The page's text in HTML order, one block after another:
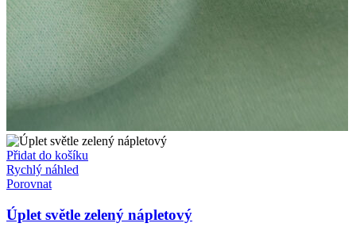
Přidat do košíku
Rychlý náhled
Porovnat
Úplet světle zelený nápletový